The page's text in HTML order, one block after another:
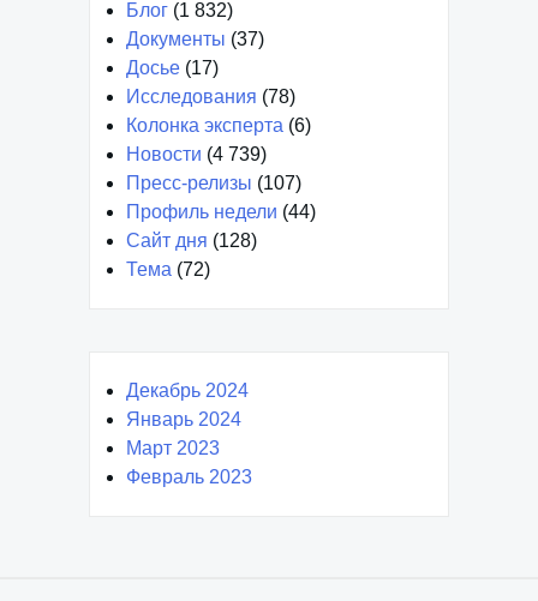
Блог (1 832)
Документы (37)
Досье (17)
Исследования (78)
Колонка эксперта (6)
Новости (4 739)
Пресс-релизы (107)
Профиль недели (44)
Сайт дня (128)
Тема (72)
Декабрь 2024
Январь 2024
Март 2023
Февраль 2023